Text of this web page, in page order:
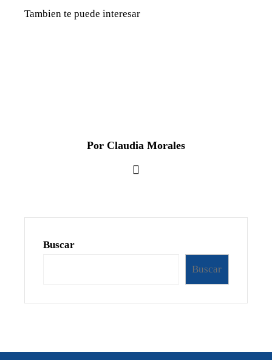
Tambien te puede interesar
Por Claudia Morales
Buscar
Buscar